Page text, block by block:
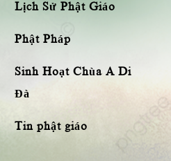
Lịch Sử Phật Giáo
Phật Pháp
Sinh Hoạt Chùa A Di
Đà
Tin phật giáo